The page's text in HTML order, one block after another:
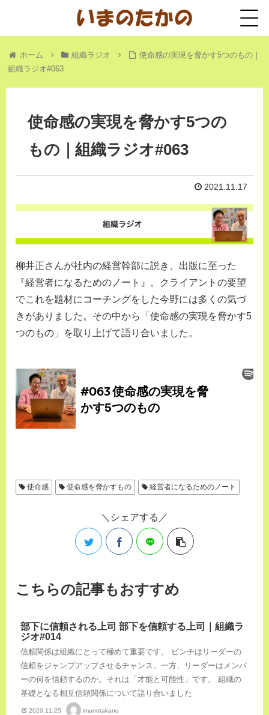
ホーム 組織ラジオ
使命感の実現を脅かす5つのもの｜
組織ラジオ#063
使命感の実現を脅かす5つの
もの｜組織ラジオ#063
2021.11.17
柳井正さんが社内の経営幹部に説き、出版に至った
『経営者になるためのノート』。クライアントの要望
でこれを題材にコーチングをした今野には多くの気づ
きがありました。その中から「使命感の実現を脅かす5
つのもの」を取り上げて語り合いました。
使命感 使命感を脅かすもの 経営者になるためのノート
シェアする
こちらの記事もおすすめ
部下に信頼される上司 部下を信頼する上司｜組織ラ
ジオ#014
信頼関係は組織にとって極めて重要です。 ピンチはリーダーの
信頼をジャンプアップさせるチャンス。一方、リーダーはメンバ
ーの何を信頼するのか。それは「才能と可能性」です。 組織の
基礎となる相互信頼関係について語り合いました
2020.11.25 imanotakano